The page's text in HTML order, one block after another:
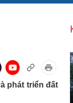
Bất động
Doanh
phát triển đất